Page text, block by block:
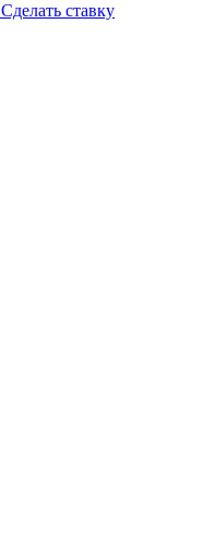
Сделать ставку